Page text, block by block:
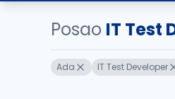
Posao IT Test
Ada IT Test Developer